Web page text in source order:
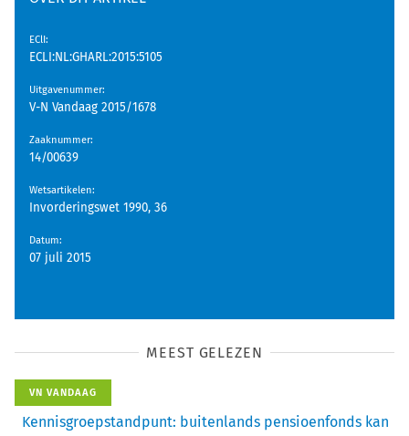
EClI:
ECLI:NL:GHARL:2015:5105
Uitgavenummer:
V-N Vandaag 2015/1678
Zaaknummer:
14/00639
Wetsartikelen:
Invorderingswet 1990, 36
Datum:
07 juli 2015
MEEST GELEZEN
VN VANDAAG
Kennisgroepstandpunt: buitenlands pensioenfonds kan